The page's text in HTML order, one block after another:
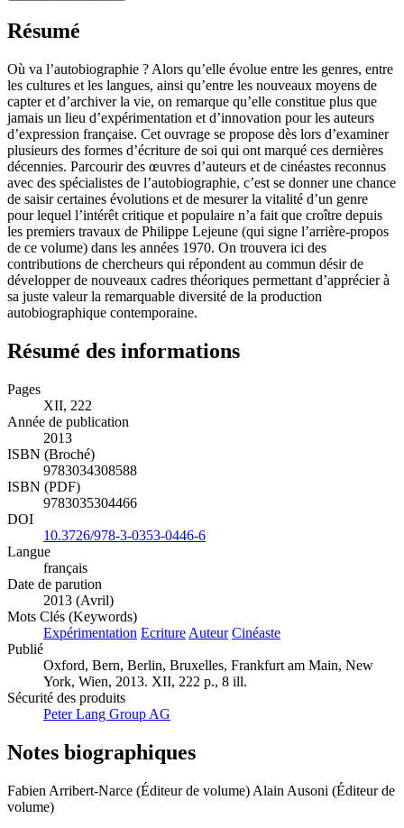
Résumé
Où va l’autobiographie ? Alors qu’elle évolue entre les genres, entre
les cultures et les langues, ainsi qu’entre les nouveaux moyens de
capter et d’archiver la vie, on remarque qu’elle constitue plus que
jamais un lieu d’expérimentation et d’innovation pour les auteurs
d’expression française. Cet ouvrage se propose dès lors d’examiner
plusieurs des formes d’écriture de soi qui ont marqué ces dernières
décennies. Parcourir des œuvres d’auteurs et de cinéastes reconnus
avec des spécialistes de l’autobiographie, c’est se donner une chance
de saisir certaines évolutions et de mesurer la vitalité d’un genre
pour lequel l’intérêt critique et populaire n’a fait que croître depuis
les premiers travaux de Philippe Lejeune (qui signe l’arrière-propos
de ce volume) dans les années 1970. On trouvera ici des
contributions de chercheurs qui répondent au commun désir de
développer de nouveaux cadres théoriques permettant d’apprécier à
sa juste valeur la remarquable diversité de la production
autobiographique contemporaine.
Résumé des informations
Pages
XII, 222
Année de publication
2013
ISBN (Broché)
9783034308588
ISBN (PDF)
9783035304466
DOI
10.3726/978-3-0353-0446-6
Langue
français
Date de parution
2013 (Avril)
Mots Clés (Keywords)
Expérimentation Ecriture Auteur Cinéaste
Publié
Oxford, Bern, Berlin, Bruxelles, Frankfurt am Main, New
York, Wien, 2013. XII, 222 p., 8 ill.
Sécurité des produits
Peter Lang Group AG
Notes biographiques
Fabien Arribert-Narce (Éditeur de volume) Alain Ausoni (Éditeur de
volume)